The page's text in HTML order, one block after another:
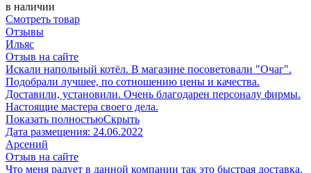
в наличии
Смотреть товар
Отзывы
Ильяс
Отзыв на сайте
Искали напольный котёл. В магазине посоветовали "Очаг".
Подобрали лучшее, по сотношению цены и качества.
Доставили, установили. Очень благодарен персоналу фирмы.
Настоящие мастера своего дела.
Показать полностьюСкрыть
Дата размещения: 24.06.2022
Арсений
Отзыв на сайте
Что меня радует в данной компании так это быстрая доставка,